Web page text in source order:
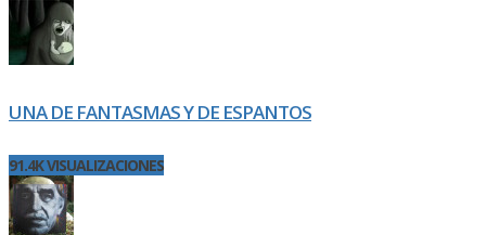
UNA DE FANTASMAS Y DE ESPANTOS
91.4K VISUALIZACIONES